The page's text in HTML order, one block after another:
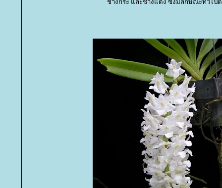
ช้างกระ และช้างแดง ซึ่งมีลักษณะทั่วไป